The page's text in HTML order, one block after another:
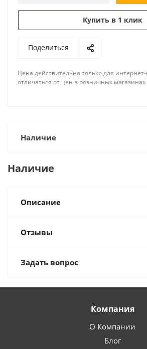
Купить в 1 клик
Поделиться
Цена действительна только для
отличаться от цен в розничных магазинах
Наличие
Наличие
Описание
Отзывы
Задать вопрос
Компания
О Компании
Блог